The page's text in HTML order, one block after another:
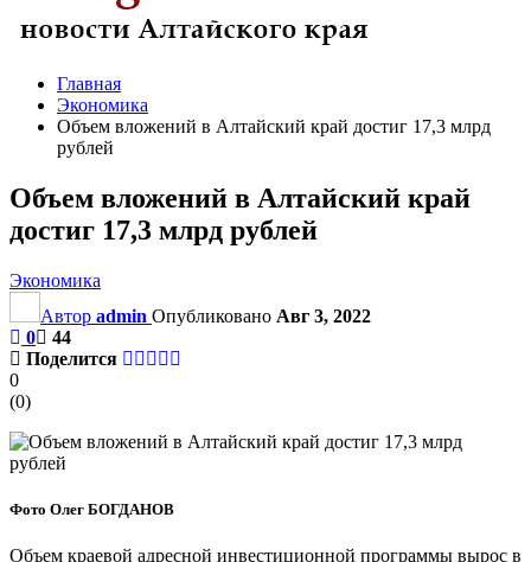
Главная
Экономика
Объем вложений в Алтайский край достиг 17,3 млрд
рублей
Объем вложений в Алтайский край
достиг 17,3 млрд рублей
Экономика
Автор admin Опубликовано Авг 3, 2022
0
44
Поделится
0
(0)
Фото Олег БОГДАНОВ
Объем краевой адресной инвестиционной программы вырос в